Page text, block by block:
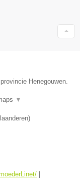
Henegouwen.
▼
)